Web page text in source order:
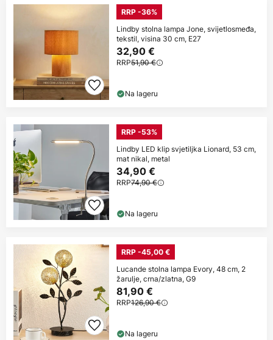
RRP -36%
Lindby stolna lampa Jone, svijetlosmeđa,
tekstil, visina 30 cm, E27
32,90 €
RRP51,90 €
Na lageru
RRP -53%
Lindby LED klip svjetiljka Lionard, 53 cm,
mat nikal, metal
34,90 €
RRP74,90 €
Na lageru
RRP -45,00 €
Lucande stolna lampa Evory, 48 cm, 2
žarulje, crna/zlatna, G9
81,90 €
RRP126,90 €
Na lageru